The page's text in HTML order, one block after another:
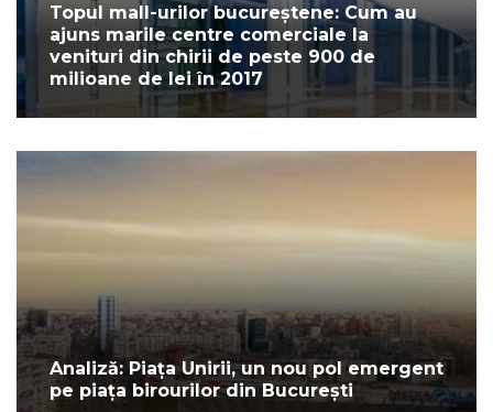
Topul mall-urilor bucureștene: Cum au
ajuns marile centre comerciale la
venituri din chirii de peste 900 de
milioane de lei în 2017
Analiză: Piața Unirii, un nou pol emergent
pe piața birourilor din București